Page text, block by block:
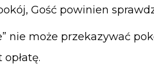
Gość powinien
nie może przekazywać